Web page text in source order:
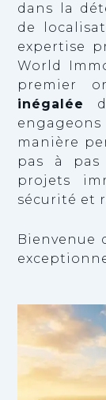
dans la
de
expertise
World
premier
inégalée
manière
pas à
projets
sécurité et
Bienvenue